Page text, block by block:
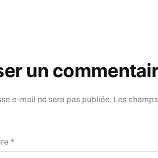
e-mail ne sera pas publiée. Les
*
un